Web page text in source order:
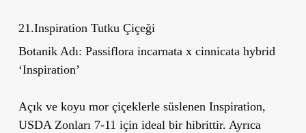
21.Inspiration Tutku Çiçeği
Botanik Adı: Passiflora incarnata x cinnicata hybrid
‘Inspiration’
Açık ve koyu mor çiçeklerle süslenen Inspiration,
USDA Zonları 7-11 için ideal bir hibrittir. Ayrıca